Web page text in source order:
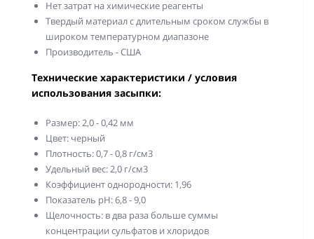
Нет затрат на химические реагенты
Твердый материал с длительным сроком службы в
широком температурном диапазоне
Производитель - США
Технические характеристики / условия
использования засыпки:
Размер: 2,0 - 0,42 мм
Цвет: черный
Плотность: 0,7 - 0,8 г/см3
Удельный вес: 2,0 г/см3
Коэффициент однородности: 1,96
Показатель рН: 6,8 - 9,0
Щелочность: в два раза больше суммы
концентрации сульфатов и хлоридов